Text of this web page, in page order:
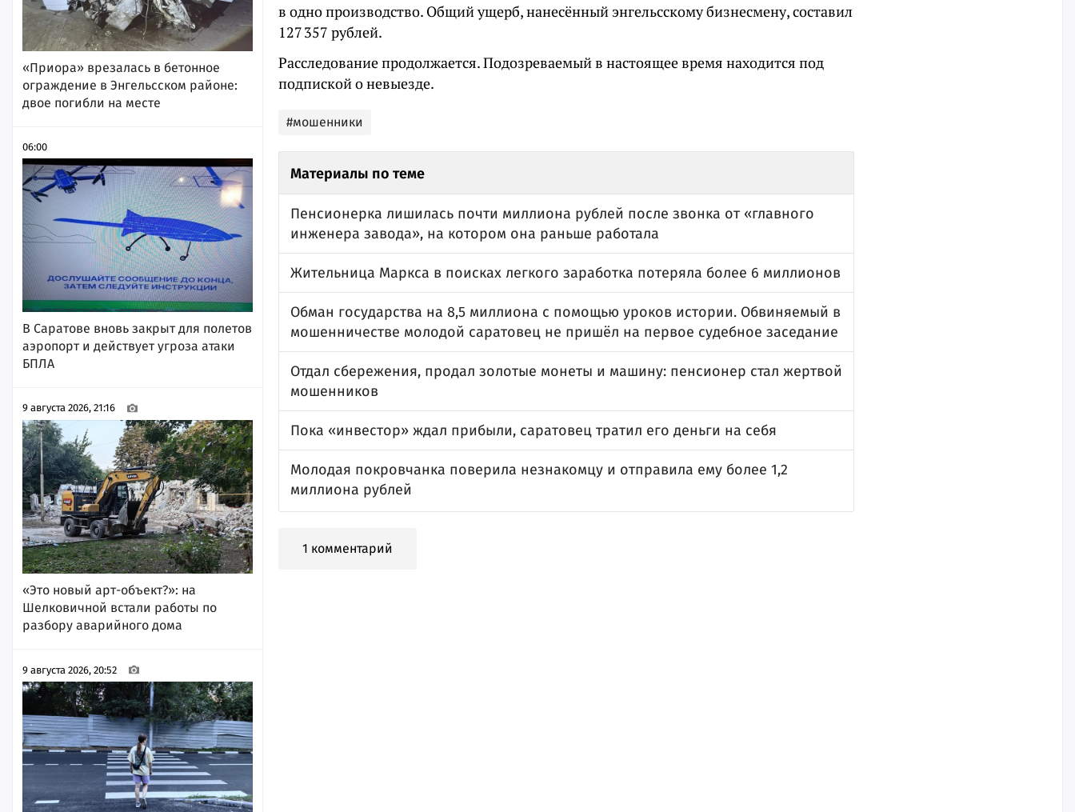
«Приора» врезалась в бетонное
ограждение в Энгельсском районе:
двое погибли на месте
06:00
В Саратове вновь закрыт для полетов
аэропорт и действует угроза атаки
БПЛА
9 августа 2026, 21:16
«Это новый арт-объект?»: на
Шелковичной встали работы по
разбору аварийного дома
9 августа 2026, 20:52
в одно производство. Общий ущерб, нанесённый энгельсскому бизнесмену, составил
127 357 рублей.
Расследование продолжается. Подозреваемый в настоящее время находится под
подпиской о невыезде.
#мошенники
Материалы по теме
Пенсионерка лишилась почти миллиона рублей после звонка от «главного
инженера завода», на котором она раньше работала
Жительница Маркса в поисках легкого заработка потеряла более 6 миллионов
Обман государства на 8,5 миллиона с помощью уроков истории. Обвиняемый в
мошенничестве молодой саратовец не пришёл на первое судебное заседание
Отдал сбережения, продал золотые монеты и машину: пенсионер стал жертвой
мошенников
Пока «инвестор» ждал прибыли, саратовец тратил его деньги на себя
Молодая покровчанка поверила незнакомцу и отправила ему более 1,2
миллиона рублей
1 комментарий